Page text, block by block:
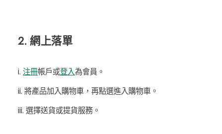
2. 網上落單
i. 注冊帳戶或登入為會員。
ii. 將產品加入購物車，再點選進入購物車。
iii. 選擇送貨或提貨服務。